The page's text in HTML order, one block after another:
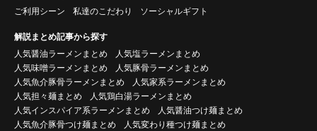
ご利用シーン
私達のこだわり ソーシャルギフト
解説まとめ記事から探す
人気醤油ラーメンまとめ
人気塩ラーメンまとめ
人気味噌ラーメンまとめ
人気豚骨ラーメンまとめ
人気魚介豚骨ラーメンまとめ
人気家系ラーメンまとめ
人気担々麺まとめ
人気鶏白湯ラーメンまとめ
人気インスパイア系ラーメンまとめ
人気醤油つけ麺まとめ
人気魚介豚骨つけ麺まとめ
人気変わり種つけ麺まとめ